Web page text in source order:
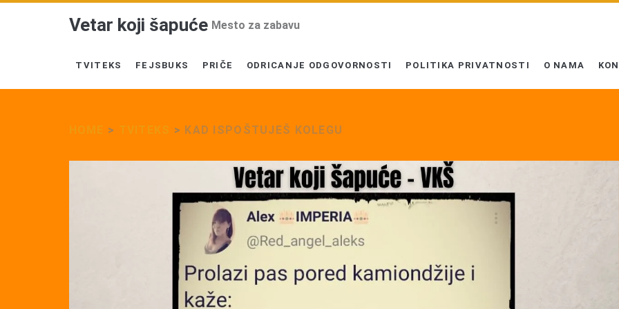
Vetar koji šapuće Mesto za zabavu
TVITEKS FEJSBUKS PRIČE ODRICANJE ODGOVORNOSTI POLITIKA PRIVATNOSTI O NAMA
> > KAD ISPOŠTUJEŠ KOLEGU